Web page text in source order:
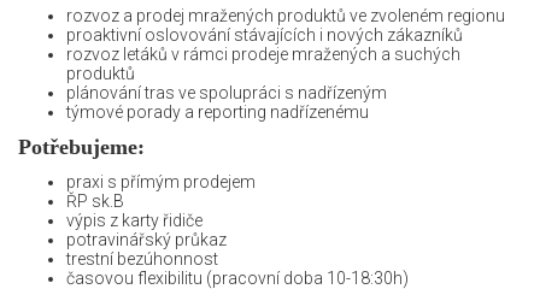
rozvoz a prodej mražených produktů ve zvoleném regionu
proaktivní oslovování stávajících i nových zákazníků
rozvoz letáků v rámci prodeje mražených a suchých
produktů
plánování tras ve spolupráci s nadřízeným
týmové porady a reporting nadřízenému
Potřebujeme:
praxi s přímým prodejem
ŘP sk.B
výpis z karty řidiče
potravinářský průkaz
trestní bezúhonnost
časovou flexibilitu (pracovní doba 10-18:30h)